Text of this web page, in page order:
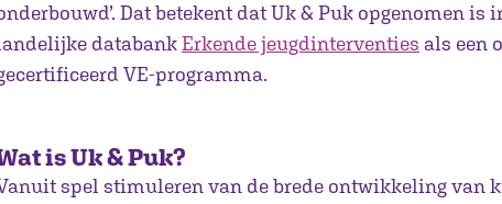
Dat betekent dat Uk & Puk opgenomen is
databankErkende jeugdinterventies als een
VE-programma.
is Uk & Puk?
spel stimuleren van de brede ontwikkeling van